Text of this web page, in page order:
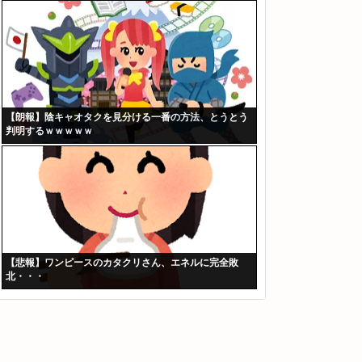
【朗報】陰キャオタクを見分ける一番の方法、とうとう
判明するｗｗｗｗｗ
【悲報】ワンピースのカタクリさん、エネルに完全敗
北・・・